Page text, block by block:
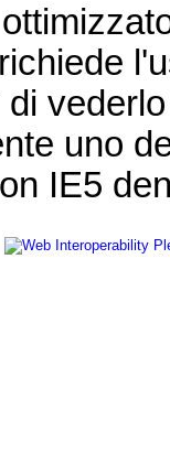
uno
IE5